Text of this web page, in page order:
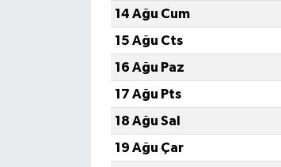
14 Ağu Cum
15 Ağu Cts
16 Ağu Paz
17 Ağu Pts
18 Ağu Sal
19 Ağu Çar
OTOMOBİL